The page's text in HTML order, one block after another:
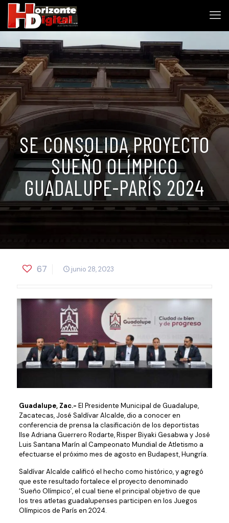
SE CONSOLIDA PROYECTO
SUEÑO OLÍMPICO
GUADALUPE-PARÍS 2024
67 junio 28, 2023
Guadalupe, Zac.- El Presidente Municipal de Guadalupe,
Zacatecas, José Saldívar Alcalde, dio a conocer en
conferencia de prensa la clasificación de los deportistas
Ilse Adriana Guerrero Rodarte, Risper Biyaki Gesabwa y José
Luis Santana Marín al Campeonato Mundial de Atletismo a
efectuarse el próximo mes de agosto en Budapest, Hungría.
Saldívar Alcalde calificó el hecho como histórico, y agregó
que este resultado fortalece el proyecto denominado
‘Sueño Olímpico’, el cual tiene el principal objetivo de que
los tres atletas guadalupenses participen en los Juegos
Olímpicos de París en 2024.